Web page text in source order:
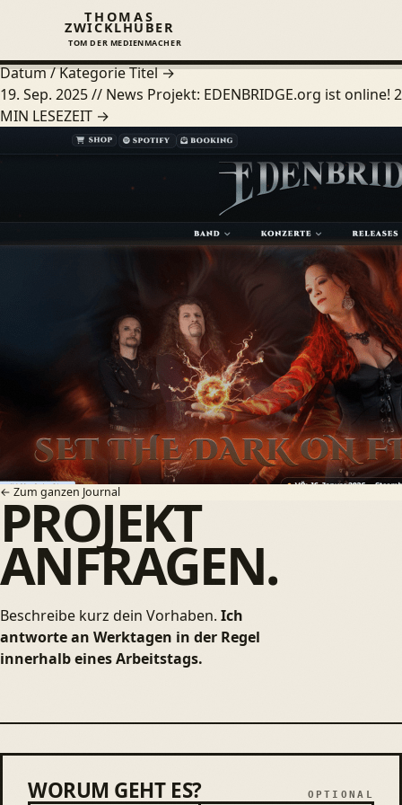
THOMAS
ZWICKLHUBER
TOM DER MEDIENMACHER
DEVELOPMENT
Datum / KategorieTitel→
19. Sep. 2025// News Projekt: EDENBRIDGE.org ist online! 2
MIN LESEZEIT →
← Zum ganzen Journal
PROJEKT
ANFRAGEN.
Beschreibe kurz dein Vorhaben. Ich
antworte an Werktagen in der Regel
innerhalb eines Arbeitstags.
Bitte leer lassen
Worum geht es?
WORUM GEHT ES? OPTIONAL